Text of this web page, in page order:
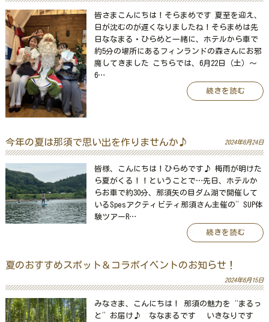
皆さまこんにちは！そらまめです 夏至を迎え、
日が沈むのが遅くなりましたね！そらまめは先
日ななまる・ひらめと一緒に、ホテルから車で
約5分の場所にあるフィンランドの森さんにお邪
魔してきました こちらでは、6月22日（土）～
6…
続きを読む
今年の夏は那須で思い出を作りませんか♪ 2024年6月24日
皆様、こんにちは！ひらめです♪ 梅雨が明けた
ら夏がくる！！ということで…先日、ホテルか
らお車で約30分、那須矢の目ダム湖で開催して
いるSpesアクティビティ那須さん主催の”SUP体
験ツアーR…
続きを読む
夏のおすすめスポット＆コラボイベントのお知らせ！
2024年6月15日
みなさま、こんにちは！ 那須の魅力を“まるっ
と”お届け♪ ななまるです いきなりです